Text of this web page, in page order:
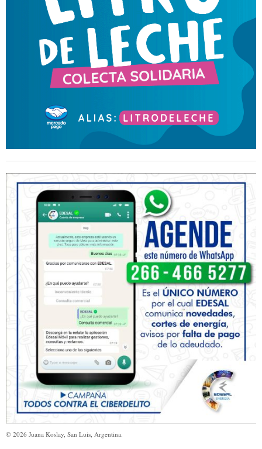
© 2026 Juana Koslay, San Luis, Argentina.